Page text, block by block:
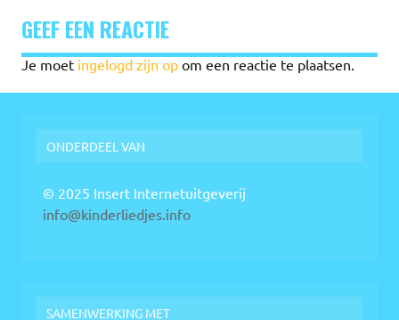
GEEF EEN REACTIE
Je moet ingelogd zijn op om een reactie te plaatsen.
ONDERDEEL VAN
© 2025 Insert Internetuitgeverij
info@kinderliedjes.info
SAMENWERKING MET